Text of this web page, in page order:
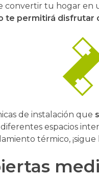
convertir tu hogar
te permitirá
de instalación que
espacios
térmico, ¡sigue